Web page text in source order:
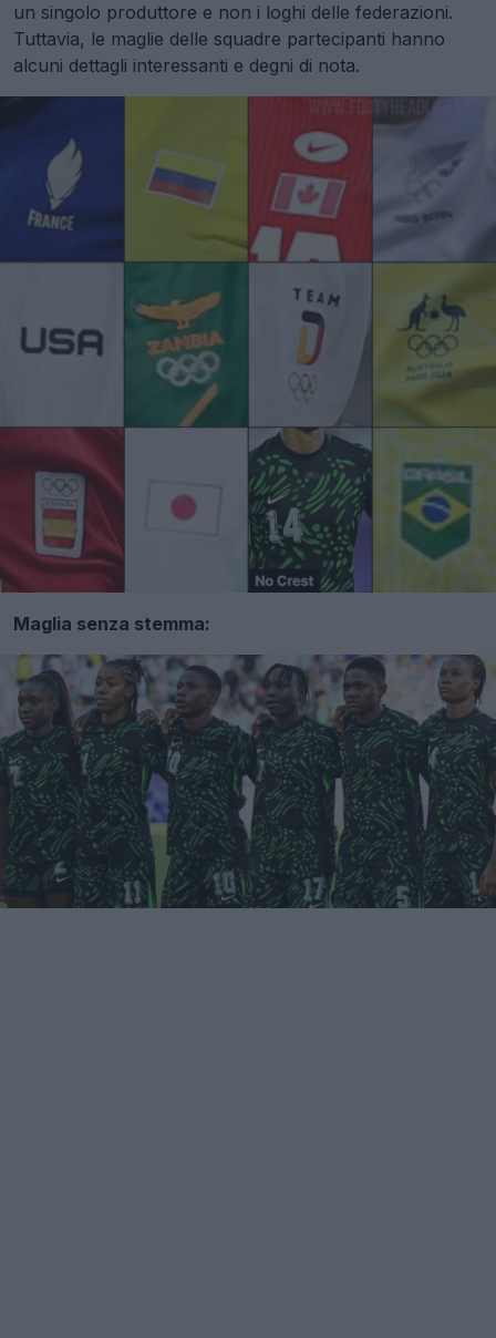
un singolo produttore e non i loghi delle federazioni.
Tuttavia, le maglie delle squadre partecipanti hanno
alcuni dettagli interessanti e degni di nota.
Maglia senza stemma: